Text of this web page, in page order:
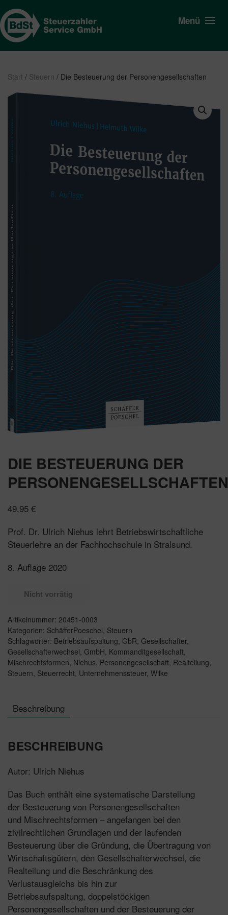
Menü
Start / Steuern / Die Besteuerung der Personengesellschaften
DIE BESTEUERUNG DER
PERSONENGESELLSCHAFTEN
49,95 €
Prof. Dr. Ulrich Niehus lehrt Betriebswirtschaftliche
Steuerlehre an der Fachhochschule in Stralsund.
8. Auflage 2020
Nicht vorrätig
Artikelnummer: 20451-0003
Kategorien: SchäfferPoeschel, Steuern
Schlagwörter: Betriebsaufspaltung, GbR, Gesellschafter,
Gesellschafterwechsel, GmbH, Kommanditgesellschaft,
Mischrechtsformen, Niehus, Personengesellschaft, Realteilung,
Steuern, Steuerrecht, Unternehmenssteuer, Wilke
Beschreibung
BESCHREIBUNG
Autor: Ulrich Niehus
Das Buch enthält eine systematische Darstellung
der Besteuerung von Personengesellschaften
und Mischrechtsformen – angefangen bei den
zivilrechtlichen Grundlagen und der laufenden
Besteuerung über die Gründung, die Übertragung von
Wirtschaftsgütern, den Gesellschafterwechsel, die
Realteilung und die Beschränkung des
Verlustausgleichs bis hin zur
Betriebsaufspaltung, doppelstöckigen
Personengesellschaften und der Besteuerung der